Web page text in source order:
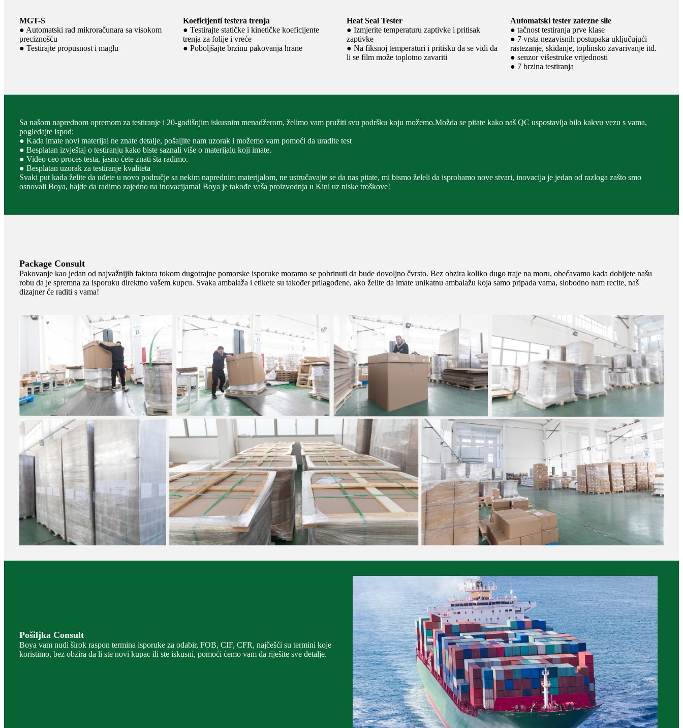
MGT-S
● Automatski rad mikroračunara sa visokom
preciznošću
● Testirajte propusnost i maglu
Koeficijenti testera trenja
● Testirajte statičke i kinetičke koeficijente
trenja za folije i vreće
● Poboljšajte brzinu pakovanja hrane
Heat Seal Tester
● Izmjerite temperaturu zaptivke i pritisak
zaptivke
● Na fiksnoj temperaturi i pritisku da se vidi da
li se film može toplotno zavariti
Automatski tester zatezne sile
● tačnost testiranja prve klase
● 7 vrsta nezavisnih postupaka uključujući
rastezanje, skidanje, toplinsko zavarivanje itd.
● senzor višestruke vrijednosti
● 7 brzina testiranja
Sa našom naprednom opremom za testiranje i 20-godišnjim iskusnim menadžerom, želimo vam pružiti svu podršku koju možemo.Možda se pitate kako naš QC uspostavlja bilo kakvu vezu s vama,
pogledajte ispod:
● Kada imate novi materijal ne znate detalje, pošaljite nam uzorak i možemo vam pomoći da uradite test
● Besplatan izvještaj o testiranju kako biste saznali više o materijalu koji imate.
● Video ceo proces testa, jasno ćete znati šta radimo.
● Besplatan uzorak za testiranje kvaliteta
Svaki put kada želite da uđete u novo područje sa nekim naprednim materijalom, ne ustručavajte se da nas pitate, mi bismo želeli da isprobamo nove stvari, inovacija je jedan od razloga zašto smo
osnovali Boya, hajde da radimo zajedno na inovacijama! Boya je takođe vaša proizvodnja u Kini uz niske troškove!
Package Consult
Pakovanje kao jedan od najvažnijih faktora tokom dugotrajne pomorske isporuke moramo se pobrinuti da bude dovoljno čvrsto. Bez obzira koliko dugo traje na moru, obećavamo kada dobijete našu
robu da je spremna za isporuku direktno vašem kupcu. Svaka ambalaža i etikete su također prilagođene, ako želite da imate unikatnu ambalažu koja samo pripada vama, slobodno nam recite, naš
dizajner će raditi s vama!
Pošiljka Consult
Boya vam nudi širok raspon termina isporuke za odabir, FOB, CIF, CFR, najčešći su termini koje
koristimo, bez obzira da li ste novi kupac ili ste iskusni, pomoći ćemo vam da riješite sve detalje.